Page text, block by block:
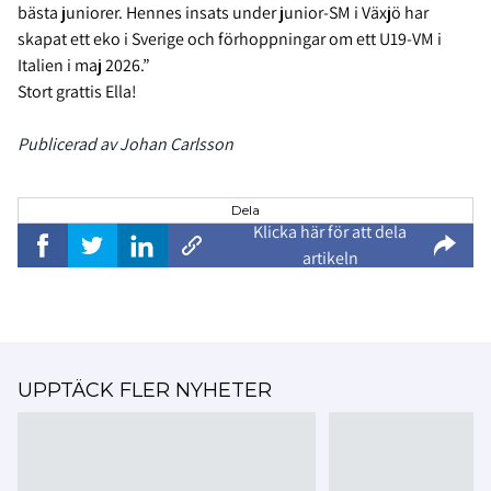
bästa juniorer. Hennes insats under junior-SM i Växjö har
skapat ett eko i Sverige och förhoppningar om ett U19-VM i
Italien i maj 2026.”
Stort grattis Ella!
Publicerad av Johan Carlsson
Dela
Klicka här för att dela
artikeln
UPPTÄCK FLER NYHETER